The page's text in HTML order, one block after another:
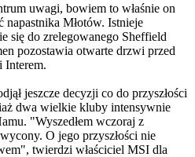
uwagi, bowiem to właśnie on
Młotów. Istnieje
się do zrelegowanego Sheffield
pozostawia otwarte drzwi przed
Interem.
jeszcze decyzji co do przyszłości
dwa wielkie kluby intensywnie
"Wyszedłem wczoraj z
O jego przyszłości nie
twierdzi właściciel MSI dla